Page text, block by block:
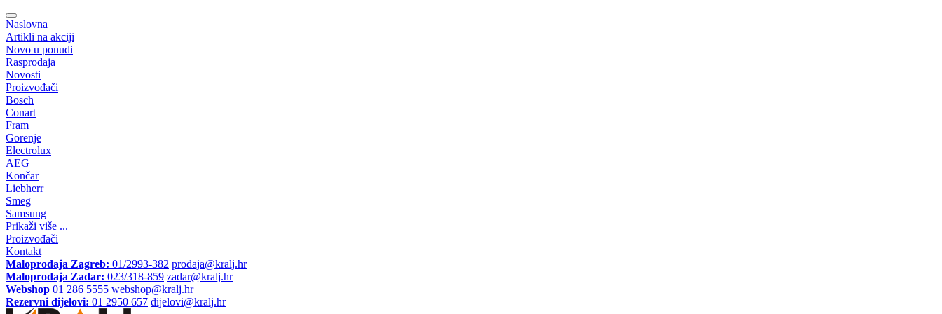
Naslovna
Artikli na akciji
Novo u ponudi
Rasprodaja
Novosti
Proizvođači
Bosch
Conart
Fram
Gorenje
Electrolux
AEG
Končar
Liebherr
Smeg
Samsung
Prikaži više ...
Proizvođači
Kontakt
Maloprodaja Zagreb: 01/2993-382 prodaja@kralj.hr
Maloprodaja Zadar: 023/318-859 zadar@kralj.hr
Webshop 01 286 5555 webshop@kralj.hr
Rezervni dijelovi: 01 2950 657 dijelovi@kralj.hr